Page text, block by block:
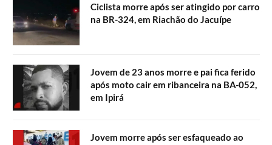
Ciclista morre após ser atingido por carro
na BR-324, em Riachão do Jacuípe
Jovem de 23 anos morre e pai fica ferido
após moto cair em ribanceira na BA-052,
em Ipirá
Jovem morre após ser esfaqueado ao